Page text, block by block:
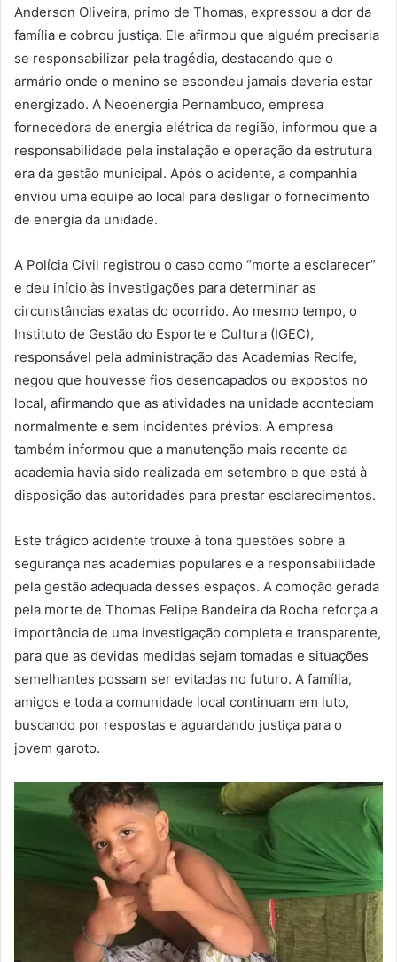
Anderson Oliveira, primo de Thomas, expressou a dor da
família e cobrou justiça. Ele afirmou que alguém precisaria
se responsabilizar pela tragédia, destacando que o
armário onde o menino se escondeu jamais deveria estar
energizado. A Neoenergia Pernambuco, empresa
fornecedora de energia elétrica da região, informou que a
responsabilidade pela instalação e operação da estrutura
era da gestão municipal. Após o acidente, a companhia
enviou uma equipe ao local para desligar o fornecimento
de energia da unidade.
A Polícia Civil registrou o caso como “morte a esclarecer”
e deu início às investigações para determinar as
circunstâncias exatas do ocorrido. Ao mesmo tempo, o
Instituto de Gestão do Esporte e Cultura (IGEC),
responsável pela administração das Academias Recife,
negou que houvesse fios desencapados ou expostos no
local, afirmando que as atividades na unidade aconteciam
normalmente e sem incidentes prévios. A empresa
também informou que a manutenção mais recente da
academia havia sido realizada em setembro e que está à
disposição das autoridades para prestar esclarecimentos.
Este trágico acidente trouxe à tona questões sobre a
segurança nas academias populares e a responsabilidade
pela gestão adequada desses espaços. A comoção gerada
pela morte de Thomas Felipe Bandeira da Rocha reforça a
importância de uma investigação completa e transparente,
para que as devidas medidas sejam tomadas e situações
semelhantes possam ser evitadas no futuro. A família,
amigos e toda a comunidade local continuam em luto,
buscando por respostas e aguardando justiça para o
jovem garoto.